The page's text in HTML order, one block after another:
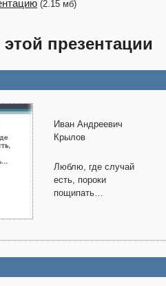
(2.15 мб)
презентации
Иван Андреевич
Крылов
Люблю, где случай
есть, пороки
пощипать…